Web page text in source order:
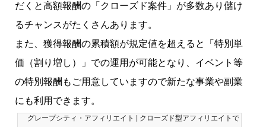
だくと高額報酬の「クローズド案件」が多数あり儲け
るチャンスがたくさんあります。
また、獲得報酬の累積額が規定値を超えると「特別単
価（割り増し）」での運用が可能となり、イベント等
の特別報酬もご用意していますので新たな事業や副業
にも利用できます。
グレープシティ・アフィリエイト | クローズド型アフィリエイトで一緒に